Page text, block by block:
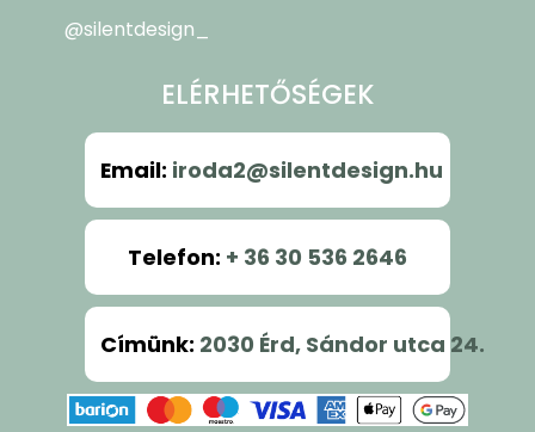
@silentdesign_
ELÉRHETŐSÉGEK
Email: iroda2@silentdesign.hu
Telefon: + 36 30 536 2646
Címünk: 2030 Érd, Sándor utca 24.